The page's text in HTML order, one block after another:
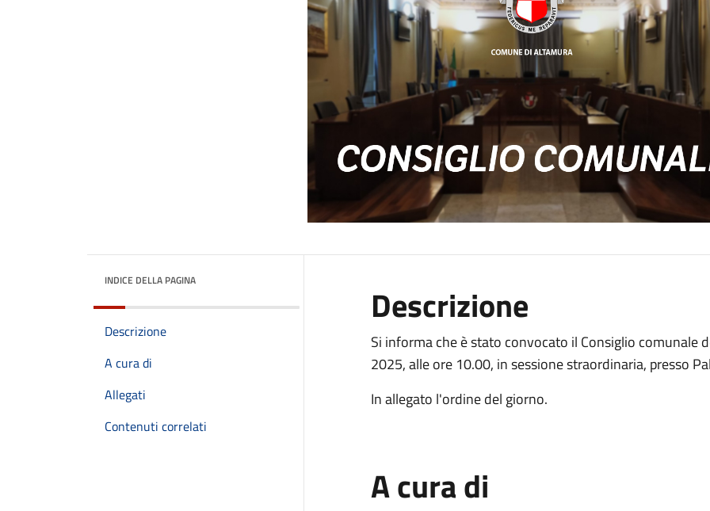
INDICE DELLA PAGINA
Descrizione
A cura di
Allegati
Contenuti correlati
Descrizione
Si informa che è stato convocato il Consiglio comunale
2025, alle ore 10.00, in sessione straordinaria, presso
In allegato l'ordine del giorno.
A cura di